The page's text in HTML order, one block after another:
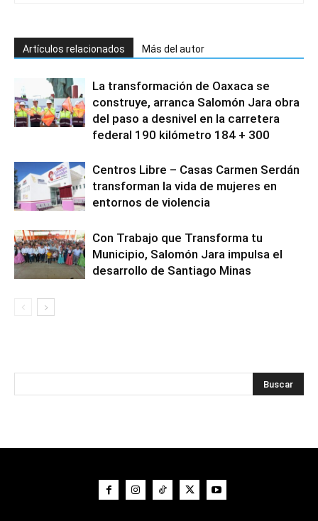
Artículos relacionados Más del autor
La transformación de Oaxaca se
construye, arranca Salomón Jara obra
del paso a desnivel en la carretera
federal 190 kilómetro 184 + 300
Centros Libre – Casas Carmen Serdán
transforman la vida de mujeres en
entornos de violencia
Con Trabajo que Transforma tu
Municipio, Salomón Jara impulsa el
desarrollo de Santiago Minas